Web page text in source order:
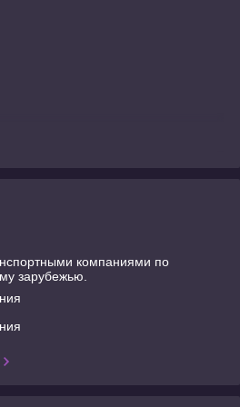
компаниями по
зарубежью.